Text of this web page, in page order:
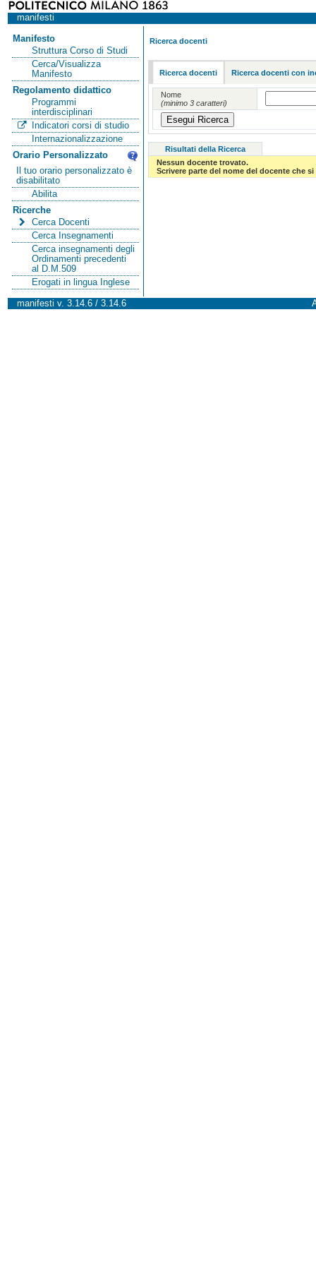
manifesti
Manifesto
Struttura Corso di Studi
Cerca/Visualizza
Manifesto
Regolamento didattico
Programmi
interdisciplinari
Indicatori corsi di studio
Internazionalizzazione
Orario Personalizzato
Il tuo orario personalizzato è
disabilitato
Abilita
Ricerche
Cerca Docenti
Cerca Insegnamenti
Cerca insegnamenti degli
Ordinamenti precedenti
al D.M.509
Erogati in lingua Inglese
Ricerca docenti
Ricerca docenti Ricerca docenti con
Nome
(minimo 3 caratteri)
Risultati della Ricerca
Nessun docente trovato.
Scrivere parte del nome del docente che
manifesti v. 3.14.6 / 3.14.6